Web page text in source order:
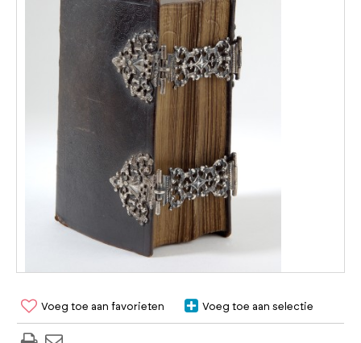
Voeg toe aan favorieten Voeg toe aan selectie